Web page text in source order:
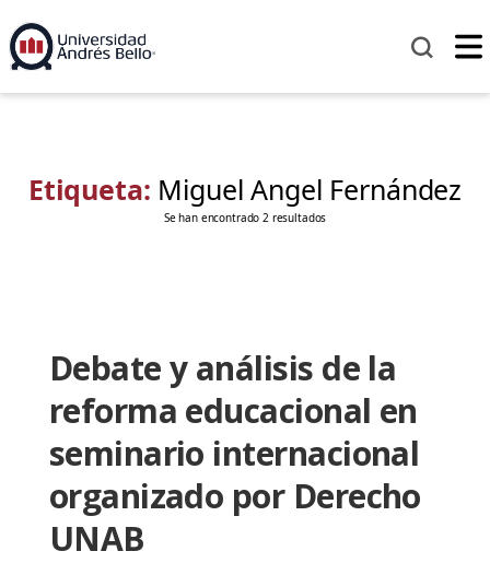
Etiqueta: Miguel Angel Fernández
Se han encontrado 2 resultados
Debate y análisis de la
reforma educacional en
seminario internacional
organizado por Derecho
UNAB